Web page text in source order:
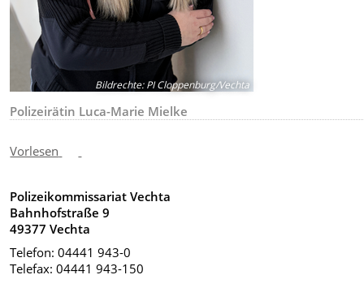
Bildrechte:PI Cloppenburg/Vechta
Polizeirätin Luca-Marie Mielke
Vorlesen
Polizeikommissariat Vechta
Bahnhofstraße 9
49377 Vechta
Telefon: 04441 943-0
Telefax: 04441 943-150